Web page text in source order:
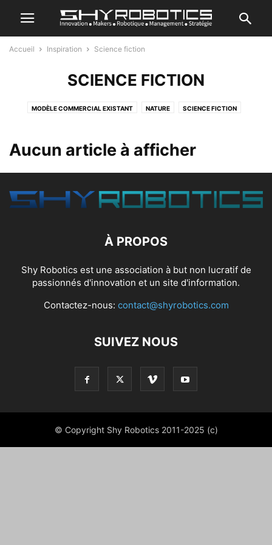
Accueil Inspiration Science fiction
SCIENCE FICTION
MODÈLE COMMERCIAL EXISTANT NATURE SCIENCE FICTION
Aucun article à afficher
À PROPOS
Shy Robotics est une association à but non lucratif de
passionnés d'innovation et un site d'information.
Contactez-nous: contact@shyrobotics.com
SUIVEZ NOUS
© Copyright Shy Robotics 2011-2025 (c)